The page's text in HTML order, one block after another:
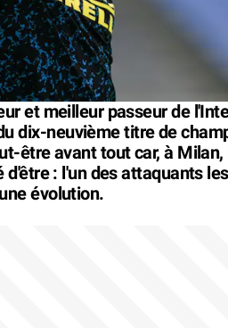
et meilleur passeur de
dix-neuvième titre de
être avant tout car, à
d'être : l'un des attaquants
évolution.